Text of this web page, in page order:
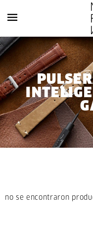
no se encontraron